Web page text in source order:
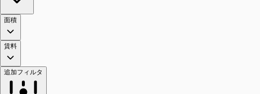
面積
賃料
追加フィルタ